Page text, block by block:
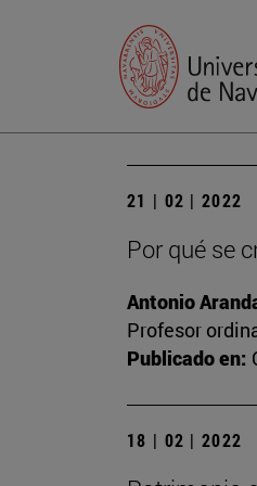
21 | 02 | 2022
Por qué se
Antonio
Profesor
Publicado en:
18 | 02 | 2022